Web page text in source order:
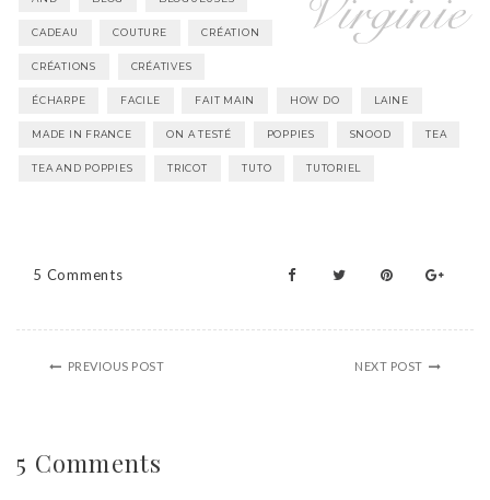
CADEAU COUTURE CRÉATION
CRÉATIONS CRÉATIVES
ÉCHARPE FACILE FAIT MAIN HOW DO LAINE
MADE IN FRANCE ON A TESTÉ POPPIES SNOOD TEA
TEA AND POPPIES TRICOT TUTO TUTORIEL
5 Comments
PREVIOUS POST NEXT POST
5 Comments